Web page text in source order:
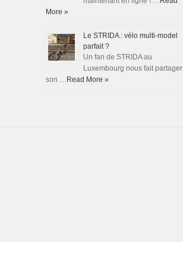
More »
Le STRIDA : vélo multi-model
parfait ?
Un fan de STRIDA au
Luxembourg nous fait partager
son … Read More »